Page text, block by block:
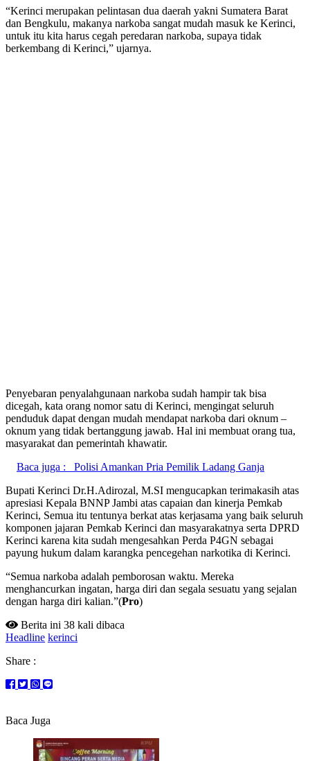
“Kerinci merupakan pelintasan dua daerah yakni Sumatera Barat
dan Bengkulu, makanya narkoba sangat mudah masuk ke Kerinci,
untuk itu kita harus cegah peredaran narkoba, supaya tidak
berkembang di Kerinci,” ujarnya.
Penyebaran penyalahgunaan narkoba sudah hampir tak bisa
dicegah, kata orang nomor satu di Kerinci, mengingat seluruh
penduduk dapat dengan mudah mendapat narkoba dari oknum –
oknum yang tidak bertanggung jawab. Hal ini membuat orang tua,
masyarakat dan pemerintah khawatir.
Baca juga :
Polisi Amankan Pria Pemilik Ladang Ganja
Bupati Kerinci Dr.H.Adirozal, M.SI mengucapkan terimakasih atas
apresiasi Kepala BNNP Jambi atas capaian dan kinerja Pemkab
Kerinci, Semua itu tentunya berkat atas kerjasama yang baik seluruh
komponen jajaran Pemkab Kerinci dan masyarakatnya serta DPRD
Kerinci karena kita sudah mengesahkan Perda P4GN sebagai
payung hukum dalam karangka pencegehan narkotika di Kerinci.
“Semua narkoba adalah pemborosan waktu. Mereka
menghancurkan ingatan, harga diri dan segala sesuatu yang sejalan
dengan harga diri kalian.”(Pro)
Berita ini 38 kali dibaca
Headline kerinci
Share :
Baca Juga